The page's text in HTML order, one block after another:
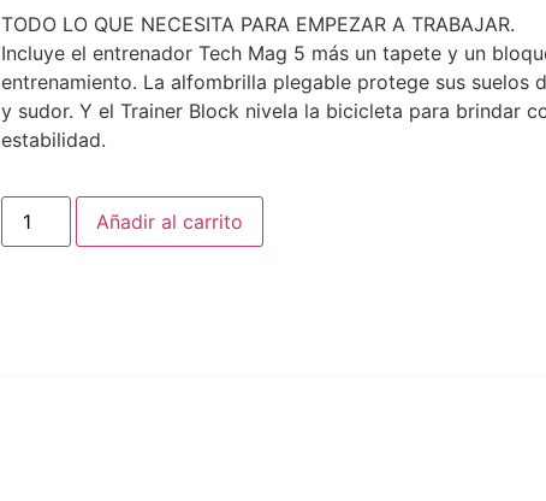
TODO LO QUE NECESITA PARA EMPEZAR A TRABAJAR.
Incluye el entrenador Tech Mag 5 más un tapete y un
entrenamiento. La alfombrilla plegable protege sus suelos
y sudor. Y el Trainer Block nivela la bicicleta para brindar
estabilidad.
Añadir al carrito